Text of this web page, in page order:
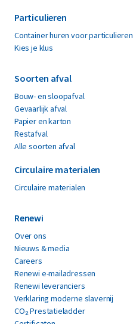
Particulieren
Container huren voor particulieren
Kies je klus
Soorten afval
Bouw- en sloopafval
Gevaarlijk afval
Papier en karton
Restafval
Alle soorten afval
Circulaire materialen
Circulaire materialen
Renewi
Over ons
Nieuws & media
Careers
Renewi e-mailadressen
Renewi leveranciers
Verklaring moderne slavernij
CO₂ Prestatieladder